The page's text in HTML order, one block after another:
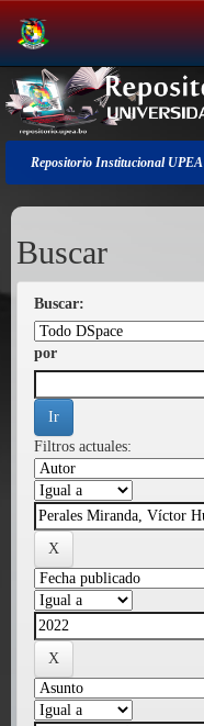
Salir
de
la
navegación
Repositorio Institucional UPEA
Buscar
Buscar:
por
Filtros actuales: